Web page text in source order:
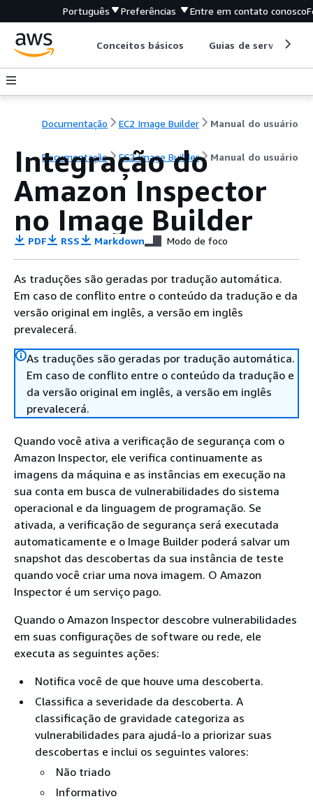
Português Preferências Entre em contato conosco
Conceitos básicos Guias de serviço
Documentação EC2 Image Builder Manual do usuário
Documentação EC2 Image Builder Manual do usuário
Integração do
Amazon Inspector
no Image Builder
PDF RSS Markdown Modo de foco
As traduções são geradas por tradução automática.
Em caso de conflito entre o conteúdo da tradução e da
versão original em inglês, a versão em inglês
prevalecerá.
As traduções são geradas por tradução automática.
Em caso de conflito entre o conteúdo da tradução e
da versão original em inglês, a versão em inglês
prevalecerá.
Quando você ativa a verificação de segurança com o
Amazon Inspector, ele verifica continuamente as
imagens da máquina e as instâncias em execução na
sua conta em busca de vulnerabilidades do sistema
operacional e da linguagem de programação. Se
ativada, a verificação de segurança será executada
automaticamente e o Image Builder poderá salvar um
snapshot das descobertas da sua instância de teste
quando você criar uma nova imagem. O Amazon
Inspector é um serviço pago.
Quando o Amazon Inspector descobre vulnerabilidades
em suas configurações de software ou rede, ele
executa as seguintes ações:
Notifica você de que houve uma descoberta.
Classifica a severidade da descoberta. A
classificação de gravidade categoriza as
vulnerabilidades para ajudá-lo a priorizar suas
descobertas e inclui os seguintes valores:
Não triado
Informativo